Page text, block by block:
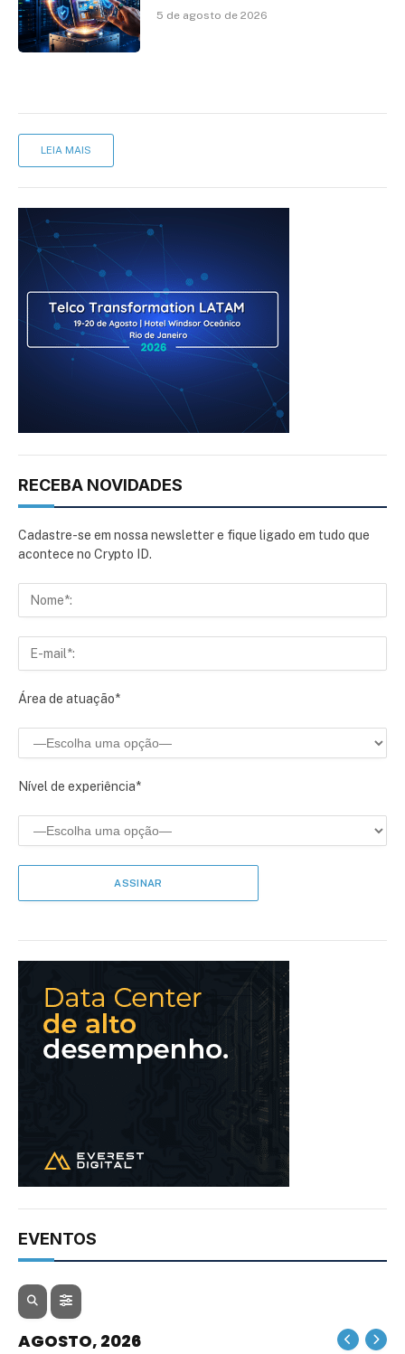
brasileiro
5 de agosto de 2026
LEIA MAIS
RECEBA NOVIDADES
Cadastre-se em nossa newsletter e fique ligado em tudo que
acontece no Crypto ID.
Área de atuação*
Nível de experiência*
EVENTOS
AGOSTO, 2026